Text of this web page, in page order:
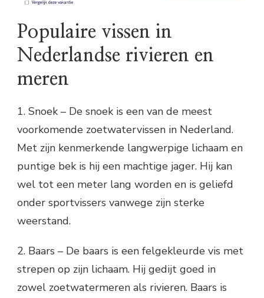
Populaire vissen in
Nederlandse rivieren en
meren
1. Snoek – De snoek is een van de meest
voorkomende zoetwatervissen in Nederland.
Met zijn kenmerkende langwerpige lichaam en
puntige bek is hij een machtige jager. Hij kan
wel tot een meter lang worden en is geliefd
onder sportvissers vanwege zijn sterke
weerstand.
2. Baars – De baars is een felgekleurde vis met
strepen op zijn lichaam. Hij gedijt goed in
zowel zoetwatermeren als rivieren. Baars is